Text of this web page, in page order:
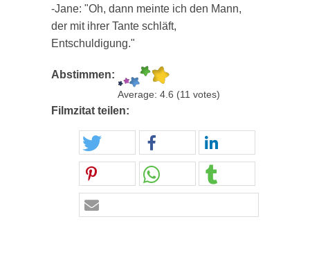
-Jane: "Oh, dann meinte ich den Mann,
der mit ihrer Tante schläft,
Entschuldigung."
Abstimmen:
Average: 4.6 (11 votes)
Filmzitat teilen: